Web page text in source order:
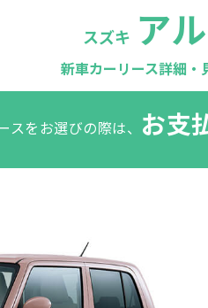
スズキ ア
新車カーリース詳細
スをお選びの際は、 お支